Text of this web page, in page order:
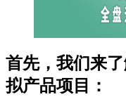
首先，我们来
拟产品项目：